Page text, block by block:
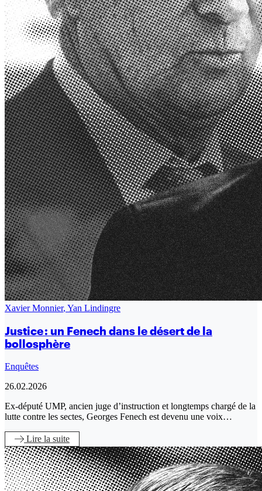
Xavier Monnier, Yan Lindingre
Justice : un Fenech dans le désert de la
bollosphère
Enquêtes
26.02.2026
Ex-député UMP, ancien juge d’instruction et longtemps chargé de la
lutte contre les sectes, Georges Fenech est devenu une voix…
Lire la suite